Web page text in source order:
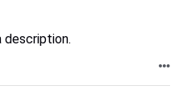
description.